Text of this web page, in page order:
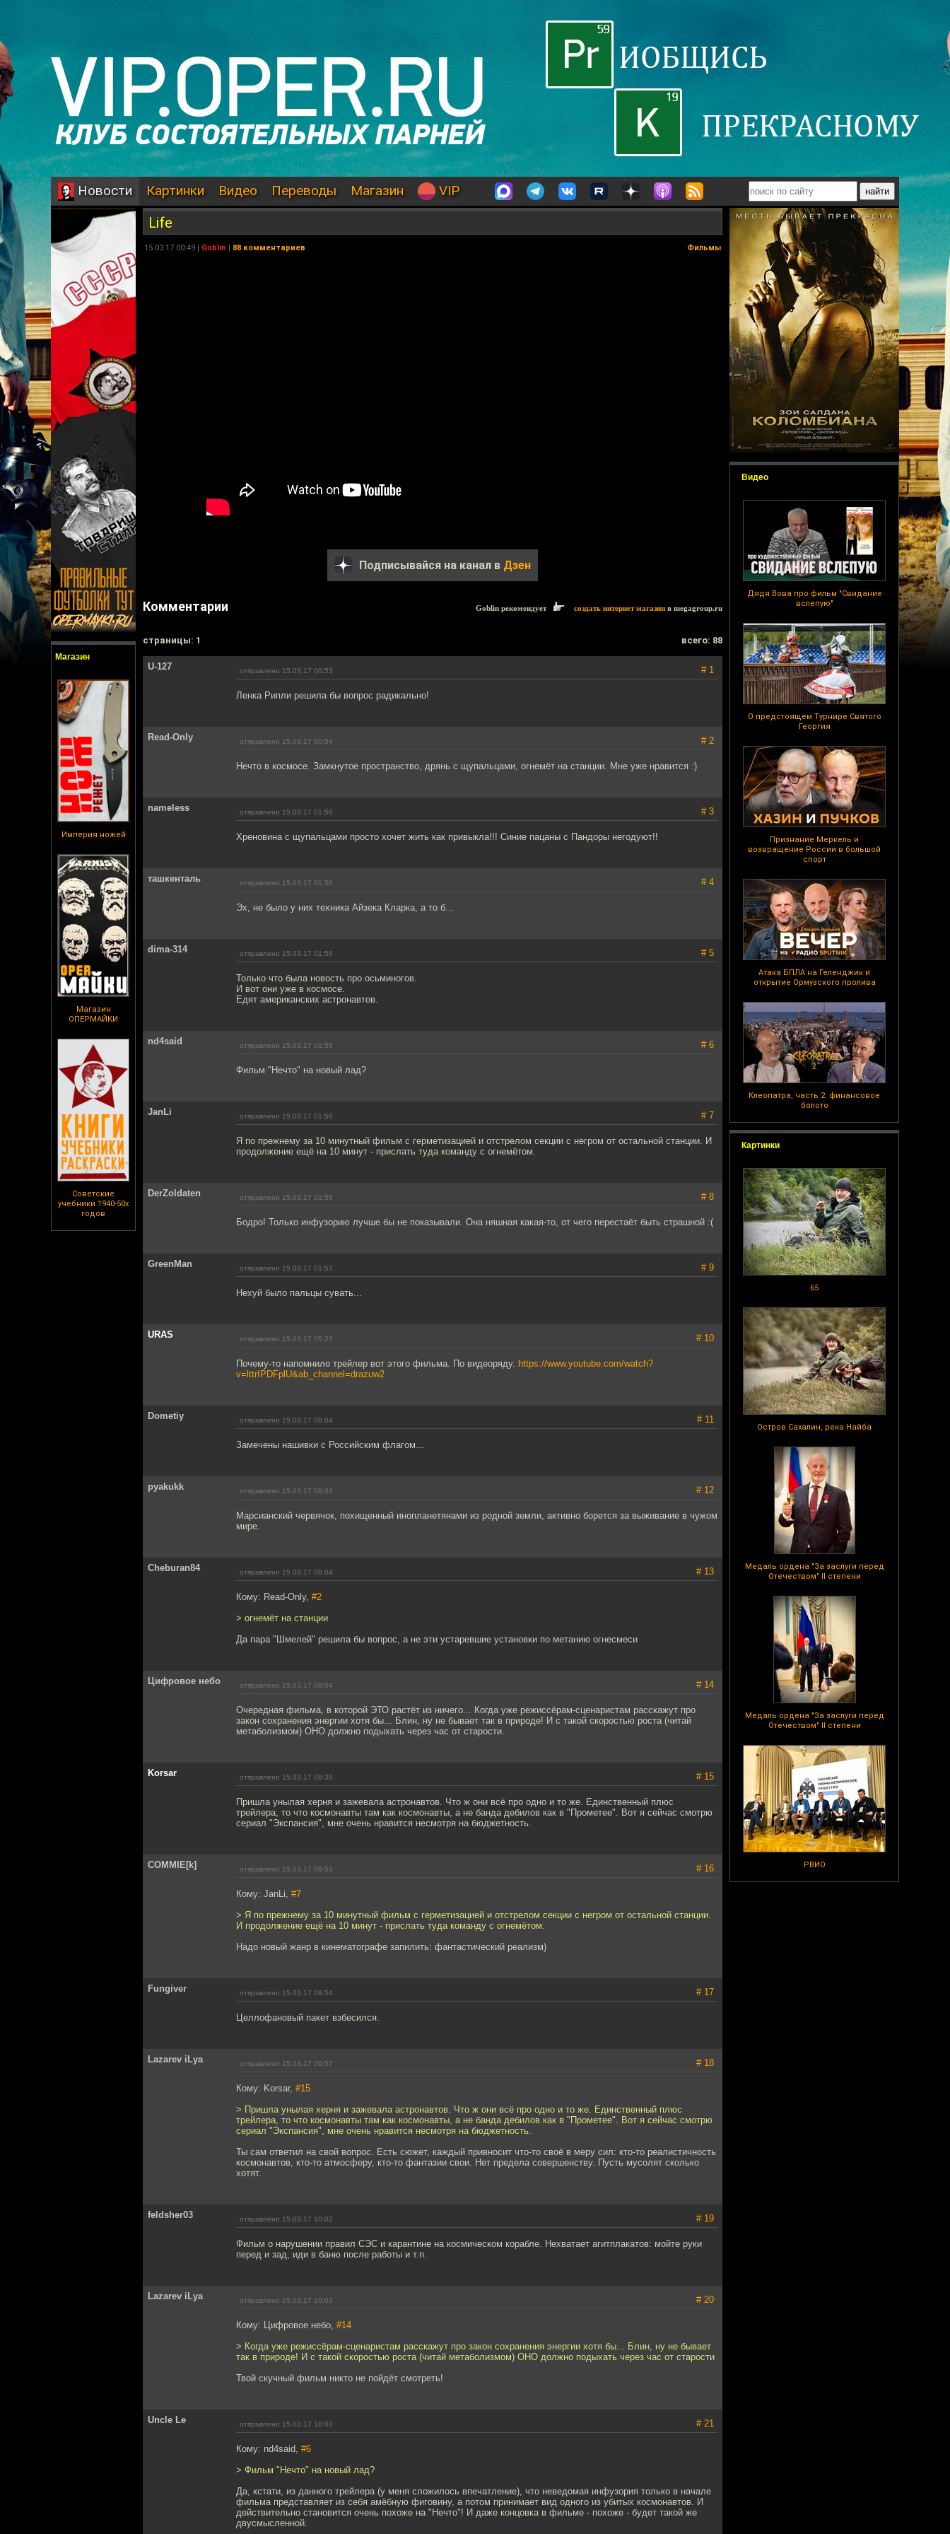
Новости Картинки Видео Переводы Магазин VIP
Магазин
Империя ножей
Магазин
ОПЕРМАЙКИ
Советские
учебники 1940-50х
годов
Видео
Дядя Вова про фильм "Свидание
вслепую"
О предстоящем Турнире Святого
Георгия
Признание Меркель и
возвращение России в большой
спорт
Атака БПЛА на Геленджик и
открытие Ормузского пролива
Клеопатра, часть 2: финансовое
болото
Картинки
65
Остров Сахалин, река Найба
Медаль ордена "За заслуги перед
Отечеством" II степени
Медаль ордена "За заслуги перед
Отечеством" II степени
РВИО
Life
15.03.17 00:49 | Goblin | 88 комментариев Фильмы
Подписывайся на канал в Дзен
Комментарии Goblin рекомендует создать интернет магазин в megagroup.ru
cтраницы: 1 всего: 88
U-127 отправлено 15.03.17 00:53 # 1
Ленка Рипли решила бы вопрос радикально!
Read-Only отправлено 15.03.17 00:54 # 2
Нечто в космосе. Замкнутое пространство, дрянь с щупальцами, огнемёт на станции. Мне уже нравится :)
nameless отправлено 15.03.17 01:56 # 3
Хреновина с щупальцами просто хочет жить как привыкла!!! Синие пацаны с Пандоры негодуют!!
ташкенталь отправлено 15.03.17 01:56 # 4
Эх, не было у них техника Айзека Кларка, а то б...
dima-314 отправлено 15.03.17 01:56 # 5
Только что была новость про осьминогов.
И вот они уже в космосе.
Едят американских астронавтов.
nd4said отправлено 15.03.17 01:56 # 6
Фильм "Нечто" на новый лад?
JanLi отправлено 15.03.17 01:56 # 7
Я по прежнему за 10 минутный фильм с герметизацией и отстрелом секции с негром от остальной станции. И
продолжение ещё на 10 минут - прислать туда команду с огнемётом.
DerZoldaten отправлено 15.03.17 01:56 # 8
Бодро! Только инфузорию лучше бы не показывали. Она няшная какая-то, от чего перестаёт быть страшной :(
GreenMan отправлено 15.03.17 01:57 # 9
Нехуй было пальцы сувать...
URAS отправлено 15.03.17 05:23 # 10
Почему-то напомнило трейлер вот этого фильма. По видеоряду. https://www.youtube.com/watch?
v=lttrIPDFplU&ab_channel=drazuw2
Dometiy отправлено 15.03.17 08:04 # 11
Замечены нашивки с Российским флагом...
pyakukk отправлено 15.03.17 08:04 # 12
Марсианский червячок, похищенный инопланетянами из родной земли, активно борется за выживание в чужом
мире.
Cheburan84 отправлено 15.03.17 08:04 # 13
Кому: Read-Only, #2
> огнемёт на станции
Да пара "Шмелей" решила бы вопрос, а не эти устаревшие установки по метанию огнесмеси
Цифровое небо отправлено 15.03.17 08:04 # 14
Очередная фильма, в которой ЭТО растёт из ничего... Когда уже режиссёрам-сценаристам расскажут про
закон сохранения энергии хотя бы... Блин, ну не бывает так в природе! И с такой скоростью роста (читай
метаболизмом) ОНО должно подыхать через час от старости.
Korsar отправлено 15.03.17 08:38 # 15
Пришла унылая херня и зажевала астронавтов. Что ж они всё про одно и то же. Единственный плюс
трейлера, то что космонавты там как космонавты, а не банда дебилов как в "Прометее". Вот я сейчас смотрю
сериал "Экспансия", мне очень нравится несмотря на бюджетность.
COMMIE[k] отправлено 15.03.17 09:53 # 16
Кому: JanLi, #7
> Я по прежнему за 10 минутный фильм с герметизацией и отстрелом секции с негром от остальной станции.
И продолжение ещё на 10 минут - прислать туда команду с огнемётом.
Надо новый жанр в кинематографе запилить: фантастический реализм)
Fungiver отправлено 15.03.17 09:54 # 17
Целлофановый пакет взбесился.
Lazarev iLya отправлено 15.03.17 09:57 # 18
Кому: Korsar, #15
> Пришла унылая херня и зажевала астронавтов. Что ж они всё про одно и то же. Единственный плюс
трейлера, то что космонавты там как космонавты, а не банда дебилов как в "Прометее". Вот я сейчас смотрю
сериал "Экспансия", мне очень нравится несмотря на бюджетность.
Ты сам ответил на свой вопрос. Есть сюжет, каждый привносит что-то своё в меру сил: кто-то реалистичность
космонавтов, кто-то атмосферу, кто-то фантазии свои. Нет предела совершенству. Пусть мусолят сколько
хотят.
feldsher03 отправлено 15.03.17 10:02 # 19
Фильм о нарушении правил СЭС и карантине на космическом корабле. Нехватает агитплакатов: мойте руки
перед и зад, иди в баню после работы и т.п.
Lazarev iLya отправлено 15.03.17 10:03 # 20
Кому: Цифровое небо, #14
> Когда уже режиссёрам-сценаристам расскажут про закон сохранения энергии хотя бы... Блин, ну не бывает
так в природе! И с такой скоростью роста (читай метаболизмом) ОНО должно подыхать через час от старости
Твой скучный фильм никто не пойдёт смотреть!
Uncle Le отправлено 15.03.17 10:03 # 21
Кому: nd4said, #6
> Фильм "Нечто" на новый лад?
Да, кстати, из данного трейлера (у меня сложилось впечатление), что неведомая инфузория только в начале
фильма представляет из себя амёбную фиговину, а потом принимает вид одного из убитых космонавтов. И
действительно становится очень похоже на "Нечто"! И даже концовка в фильме - похоже - будет такой же
двусмысленной.